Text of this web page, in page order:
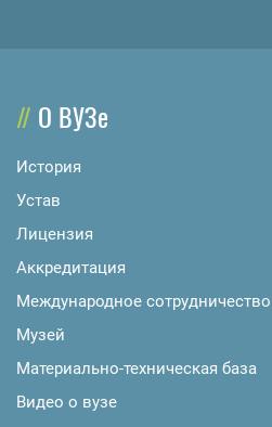
О ВУЗе
История
Устав
Лицензия
Аккредитация
Международное сотрудничество
Музей
Материально-техническая база
Видео о вузе